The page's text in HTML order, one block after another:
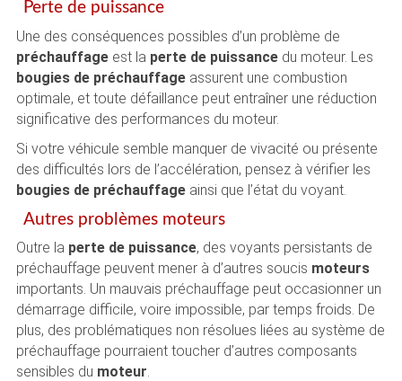
Perte de puissance
Une des conséquences possibles d’un problème de
préchauffageest la perte de puissancedu moteur. Les
bougies de préchauffageassurent une combustion
optimale, et toute défaillance peut entraîner une réduction
significative des performances du moteur.
Si votre véhicule semble manquer de vivacité ou présente
des difficultés lors de l’accélération, pensez à vérifier les
bougies de préchauffageainsi que l’état du voyant.
Autres problèmes moteurs
Outre la perte de puissance, des voyants persistants de
préchauffage peuvent mener à d’autres soucis moteurs
importants. Un mauvais préchauffage peut occasionner un
démarrage difficile, voire impossible, par temps froids. De
plus, des problématiques non résolues liées au système de
préchauffage pourraient toucher d’autres composants
sensibles du moteur.